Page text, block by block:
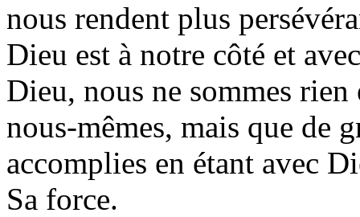
nous rendent plus
Dieu est à notre côté et
Dieu, nous ne sommes
nous-mêmes, mais que de
accomplies en étant avec
Sa force.